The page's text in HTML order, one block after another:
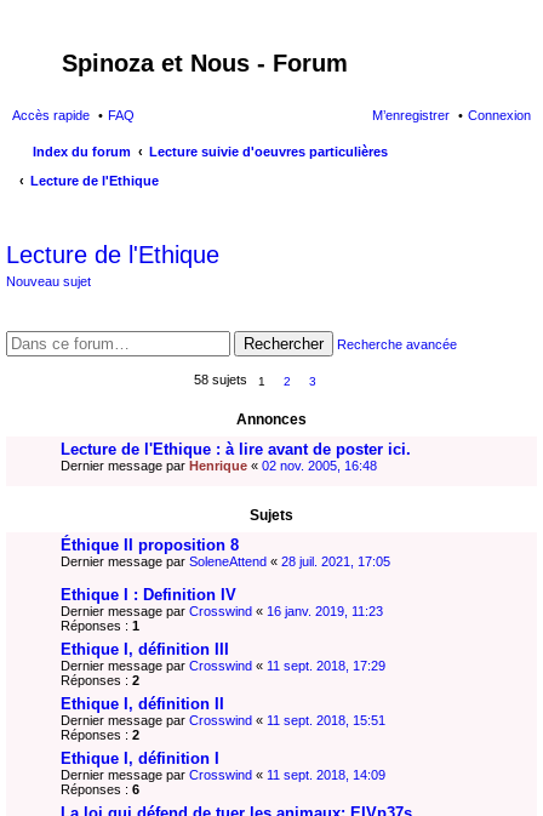
Spinoza et Nous - Forum
Accès rapide FAQ Connexion
M’enregistrer
Index du forum
Lecture suivie d'oeuvres particulières
Lecture de l'Ethique
Lecture de l'Ethique
Nouveau sujet
Rechercher Recherche avancée
58 sujets 1 2 3
Annonces
Lecture de l'Ethique : à lire avant de poster ici.
Dernier message par Henrique « 02 nov. 2005, 16:48
Sujets
Éthique II proposition 8
Dernier message par SoleneAttend « 28 juil. 2021, 17:05
Ethique I : Definition IV
Dernier message par Crosswind « 16 janv. 2019, 11:23
Réponses : 1
Ethique I, définition III
Dernier message par Crosswind « 11 sept. 2018, 17:29
Réponses : 2
Ethique I, définition II
Dernier message par Crosswind « 11 sept. 2018, 15:51
Réponses : 2
Ethique I, définition I
Dernier message par Crosswind « 11 sept. 2018, 14:09
Réponses : 6